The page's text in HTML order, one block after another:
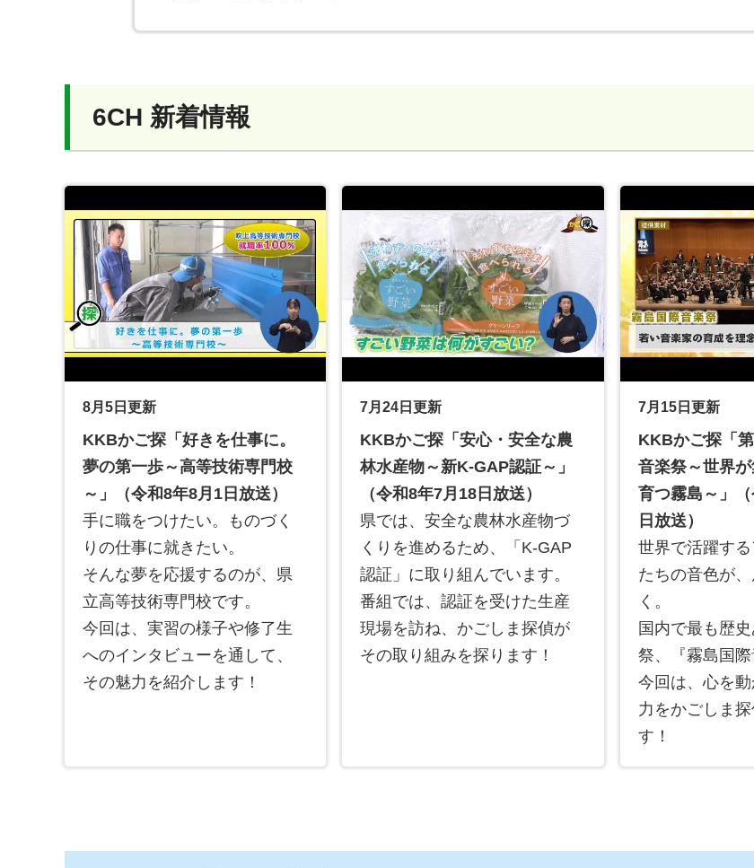
6CH 新着情報
8月5日更新
KKBかご探「好きを仕事に。
夢の第一歩～高等技術専門校
～」（令和8年8月1日放送）
手に職をつけたい。ものづく
りの仕事に就きたい。
そんな夢を応援するのが、県
立高等技術専門校です。
今回は、実習の様子や修了生
へのインタビューを通して、
その魅力を紹介します！
7月24日更新
KKBかご探「安心・安全な農
林水産物～新K-GAP認証～」
（令和8年7月18日放送）
県では、安全な農林水産物づ
くりを進めるため、「K-GAP
認証」に取り組んでいます。
番組では、認証を受けた生産
現場を訪ね、かごしま探偵が
その取り組みを探ります！
7月15日更新
KKBかご探「
音楽祭～世界
育つ霧島～」
日放送）
世界で活躍す
たちの音色が
く。
国内で最も歴
祭、『霧島国際
今回は、心を
力をかごしま
す！